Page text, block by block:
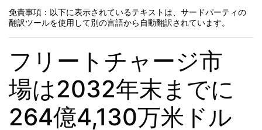
免責事項：以下に表示されているテキストは、サードパーティの
翻訳ツールを使用して別の言語から自動翻訳されています。
フリートチャージ市
場は2032年末までに
264億4,130万米ドル